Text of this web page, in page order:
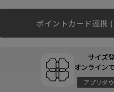
ポイントカード連携
サイズ
オンライン
アプリダ